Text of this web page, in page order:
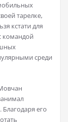
тарелке,
кстати для
командой
среди
его